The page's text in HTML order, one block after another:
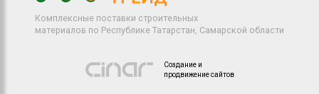
Комплексные поставки строительных
материалов по Республике Татарстан, Самарской области
Создание и
продвижение сайтов